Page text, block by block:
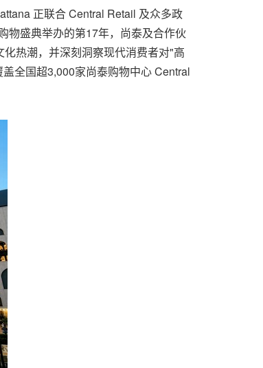
正联合 Central Retail 及众多政
物盛典举办的第17年，尚泰及合作伙
热潮，并深刻洞察现代消费者对"高
全国超3,000家尚泰购物中心 Central